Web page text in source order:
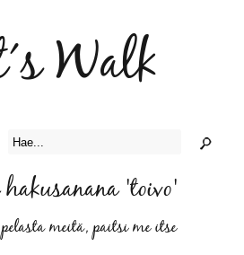
Walk
'toivo'
meitä, paitsi me itse